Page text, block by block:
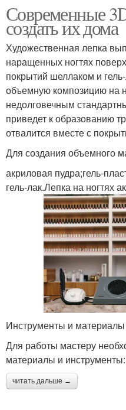
Современные
создать их дома
Художественная лепка
наращенных ногтях
покрытий шеллаком и
объемную композицию на
недолговечным
приведет к образованию
отвалится вместе с
Для создания объемного
акриловая пудра;гель-
гель-лак.Лепка на ногтях
Инструменты и материалы
Для работы мастеру
материалы и инструменты:
читать дальше →